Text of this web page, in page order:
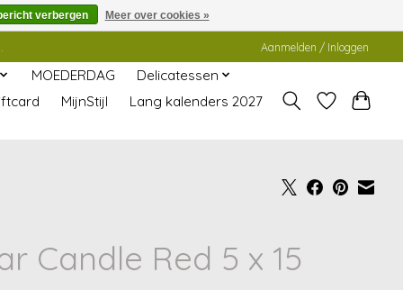
Aanmelden / Inloggen
MOEDERDAG
Delicatessen
MijnStijl
Lang kalenders 2027
Candle Red 5 x 15
verbergen Meer over cookies »